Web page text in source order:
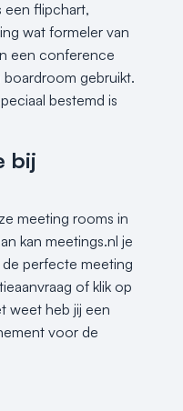
een flipchart,
wat formeler van
een conference
gebruikt.
bestemd is
bij
meeting rooms in
kan meetings.nl je
perfecte meeting
of klik op
weet heb jij een
voor de